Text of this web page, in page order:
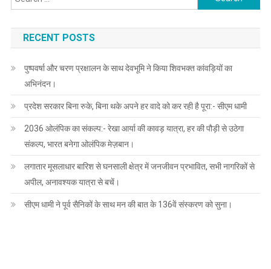
for:
RECENT POSTS
पुष्पवर्षा और चरण प्रक्षालन के साथ देवभूमि ने किया शिवभक्त कांवड़ियों का
अभिनंदन।
प्रदेश सरकार बिना रुके, बिना थके अपने हर वादे को कर रही है पूरा:- सीएम धामी
2036 ओलंपिक का संकल्प:- रेखा आर्या की कावड़ यात्रा, हर की पौड़ी से उठेगा
संकल्प, भारत बनेगा ओलंपिक मेज़बान।
लगातार मूसलाधार बारिश से घनसाली क्षेत्र में जनजीवन प्रभावित, सभी नागरिकों से
अपील, अनावश्यक यात्रा से बचें।
सीएम धामी ने पूर्व सैनिकों के साथ मन की बात के 136वें संस्करण को सुना।